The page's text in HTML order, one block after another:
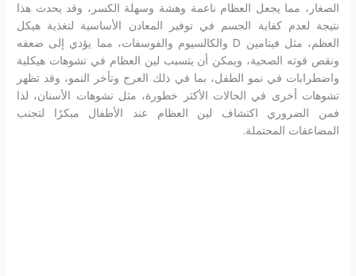
الصغار، مما يجعل العظام ناعمة وهشة وسهلة الكسر، وقد يحدث هذا
نتيجة لعدم كفاية الجسم في توفير المعادن الأساسية لتغذية هيكل
العظم، مثل فيتامين D والكالسيوم والفوسفات، مما يؤدي إلى ضعفه
ونقص قوته الصحية، ويمكن أن يتسبب لين العظام في تشوهات هيكلية
واضطرابات في نمو الطفل، بما في ذلك العرج وتأخر النمو، وقد تظهر
تشوهات أخرى في الحالات الأكثر خطورة، مثل تشوهات الأسنان، لذا
فمن الضروري اكتشاف لين العظام عند الأطفال مبكرًا لتجنب
المضاعفات المحتملة.